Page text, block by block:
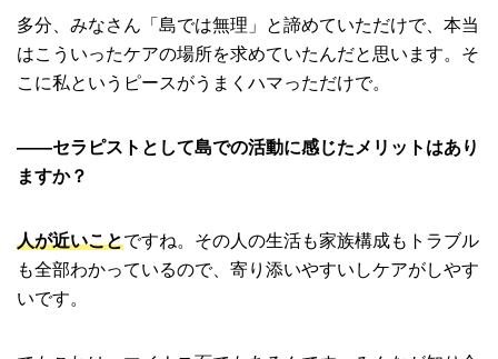
多分、みなさん「島では無理」と諦めていただけで、本当
はこういったケアの場所を求めていたんだと思います。そ
こに私というピースがうまくハマっただけで。
――セラピストとして島での活動に感じたメリットはあり
ますか？
人が近いことですね。その人の生活も家族構成もトラブル
も全部わかっているので、寄り添いやすいしケアがしやす
いです。